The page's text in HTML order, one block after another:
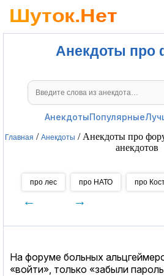
Анекдоты про
Поиск
АнекдотыПопулярные
Главная / Анекдоты / Анекдоты про
анекдотов
про лес про НАТО про
← →
На форуме больных
«войти», только «забыли